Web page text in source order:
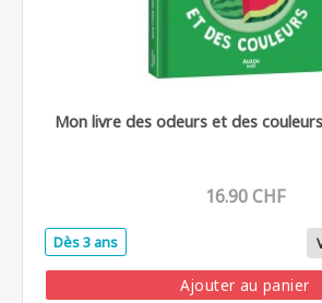
Mon livre des odeurs et des
16.90 CHF
Dès 3 ans
Ajouter au panier